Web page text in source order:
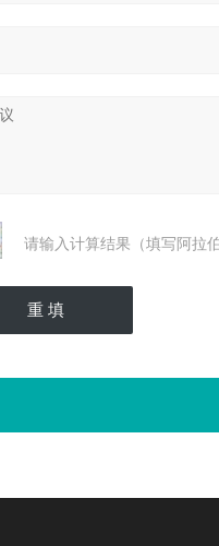
请输入计算结果（填写阿拉